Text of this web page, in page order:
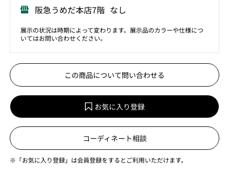
阪急うめだ本店7階 なし
展示の状況は時期によって変わります。展示品のカラーや仕様につ
いてはお問い合わせください。
この商品について問い合わせる
お気に入り登録
コーディネート相談
※「お気に入り登録」は会員登録をするとご利用いただけます。